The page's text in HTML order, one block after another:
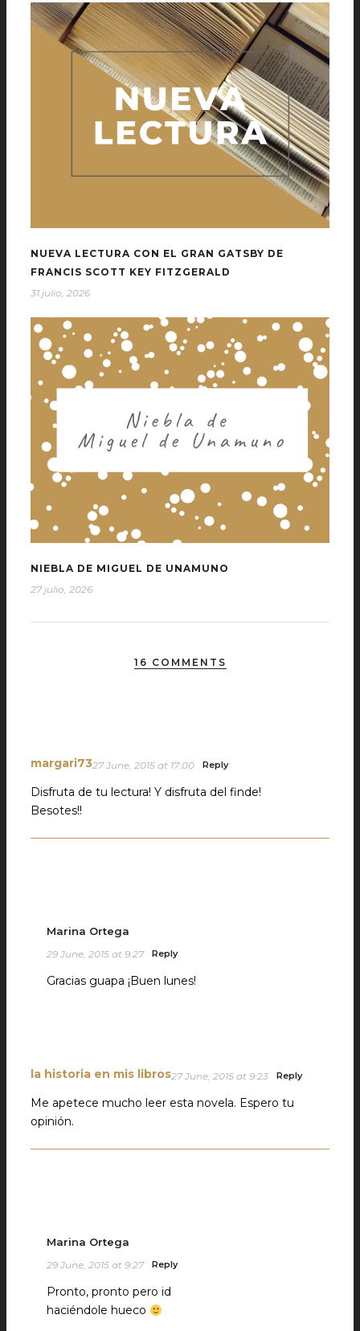
NUEVA LECTURA CON EL GRAN GATSBY DE
FRANCIS SCOTT KEY FITZGERALD
31 julio, 2026
NIEBLA DE MIGUEL DE UNAMUNO
27 julio, 2026
16 COMMENTS
margari7327 June, 2015 at 17:00 Reply
Disfruta de tu lectura! Y disfruta del finde!
Besotes!!
Marina Ortega
29 June, 2015 at 9:27 Reply
Gracias guapa ¡Buen lunes!
la historia en mis libros27 June, 2015 at 9:23 Reply
Me apetece mucho leer esta novela. Espero tu
opinión.
Marina Ortega
29 June, 2015 at 9:27 Reply
Pronto, pronto pero id
haciéndole hueco